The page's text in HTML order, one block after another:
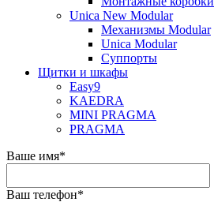
Unica New Modular
Механизмы Modular
Unica Modular
Суппорты
Щитки и шкафы
Easy9
KAEDRA
MINI PRAGMA
PRAGMA
Ваше имя*
Ваш телефон*